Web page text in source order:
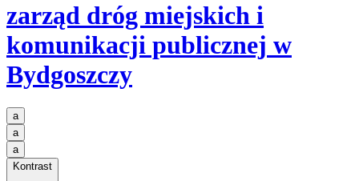
zarząd dróg miejskich i
komunikacji publicznej w
Bydgoszczy
a
a
a
Kontrast